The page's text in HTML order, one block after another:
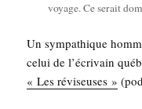
voyage. Ce serait
Un sym­pa­thique
celui de l’écrivain
« Les révi­seuses »